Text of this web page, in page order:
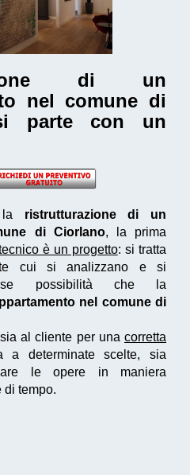
di un
nel comune di
parte con un
la ristrutturazione di un
di Ciorlano, la prima
è un progetto: si tratta
cui si analizzano e si
possibilità che la
nel comune di
al cliente per una corretta
a determinate scelte, sia
le opere in maniera
di tempo.